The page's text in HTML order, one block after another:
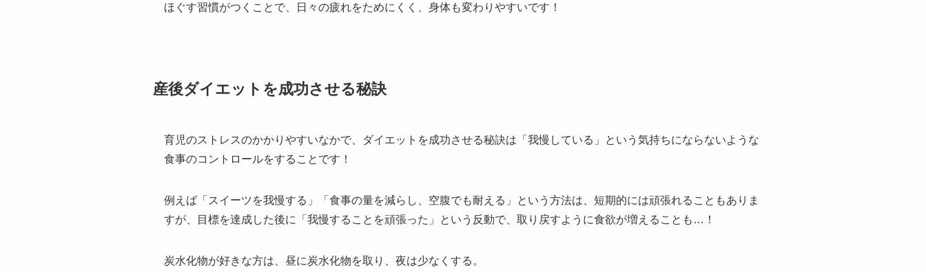
ほぐす習慣がつくことで、日々の疲れをためにくく、身体も変わりやすいです！
産後ダイエットを成功させる秘訣
育児のストレスのかかりやすいなかで、ダイエットを成功させる秘訣は「我慢している」という気持ちにならないような
食事のコントロールをすることです！
例えば「スイーツを我慢する」「食事の量を減らし、空腹でも耐える」という方法は、短期的には頑張れることもありま
すが、目標を達成した後に「我慢することを頑張った」という反動で、取り戻すように食欲が増えることも…！
炭水化物が好きな方は、昼に炭水化物を取り、夜は少なくする。